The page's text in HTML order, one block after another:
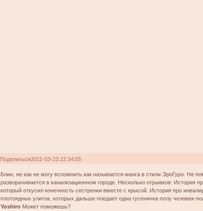
Поделиться2011-03-23 22:34:05
Блин, не как не могу вспомнить как называется манга в стили ЭроГуро. Не
разворачивается в канализационном городе. Несколько отрывков: История
который откусил конечность сестренки вместе с крысой. История про
плотоядных улиток, которых дальше поедает одна гусеничка полу человек-
Yoshiro Может поможешь?